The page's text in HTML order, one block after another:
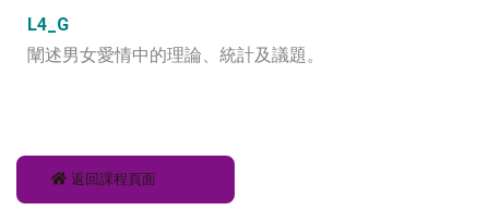
L4_G
闡述男女愛情中的理論、統計及議題。
返回課程頁面